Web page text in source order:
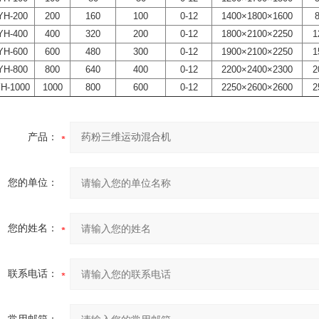
200
200 160 100 0-12 1400×1800×1600
400
400 320 200 0-12 1800×2100×2250
600
600 480 300 0-12 1900×2100×2250
800
800 640 400 0-12 2200×2400×2300
1000
1000 800 600 0-12 2250×2600×2600
产品：
您的单位：
您的姓名：
联系电话：